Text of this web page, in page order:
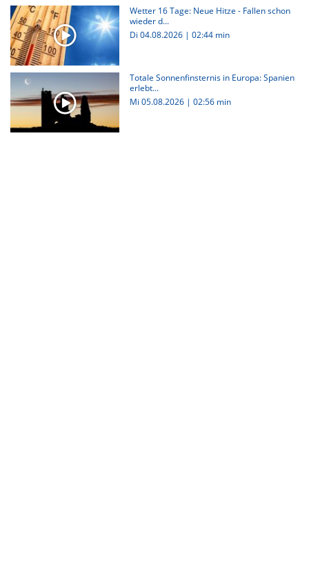
Wetter 16 Tage: Neue Hitze - Fallen schon
wieder d...
Di 04.08.2026 | 02:44 min
Totale Sonnenfinsternis in Europa: Spanien
erlebt...
Mi 05.08.2026 | 02:56 min